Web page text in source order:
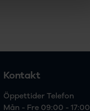
Kontakt
Öppettider Telefon
Mån - Fre 09:00 - 17:00